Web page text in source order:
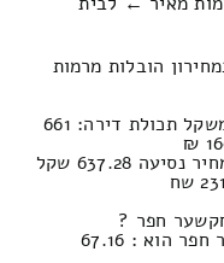
דירה 2 חדרים במחירון הובלות מרמות
נפח חפצים במשאית : 15.51м³ | משקל תכולת דירה: 661
חפר ?
מרחק בין רמות מאיר ← לבית יצחקשער חפר הוא : 67.16